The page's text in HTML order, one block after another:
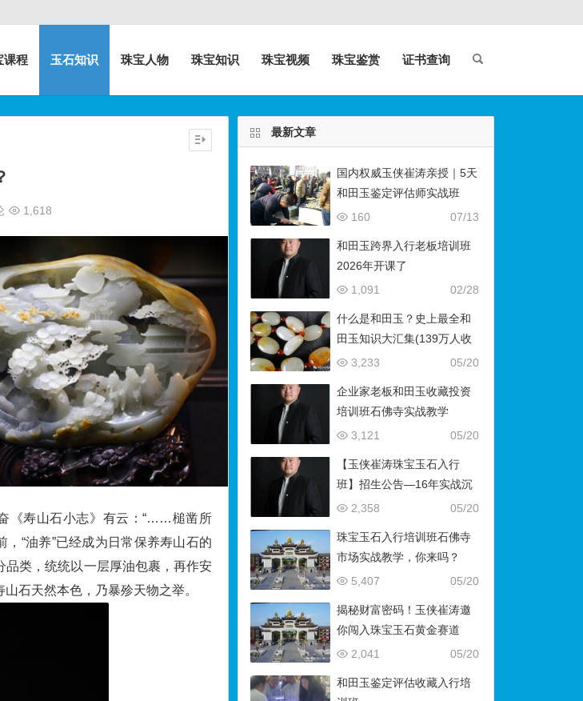
课程 玉石知识 珠宝人物 珠宝知识 珠宝视频 珠宝鉴赏 证书查询
1,618
《寿山石小志》有云：“……槌凿所
“油养”已经成为日常保养寿山石的
品类，统统以一层厚油包裹，再作安
石天然本色，乃暴殄天物之举。
最新文章
国内权威玉侠崔涛亲授｜5天
和田玉鉴定评估师实战班
（石佛寺9月开班）
07/13
160
和田玉跨界入行老板培训班
2026年开课了
02/28
1,091
什么是和田玉？史上最全和
田玉知识大汇集(139万人收
藏）
05/20
3,233
企业家老板和田玉收藏投资
培训班石佛寺实战教学
05/20
3,121
【玉侠崔涛珠宝玉石入行
班】招生公告—16年实战沉
淀，助你叩开财富与传承之
05/20
2,358
珠宝玉石入行培训班石佛寺
市场实战教学，你来吗？
05/20
5,407
揭秘财富密码！玉侠崔涛邀
你闯入珠宝玉石黄金赛道
05/20
2,041
和田玉鉴定评估收藏入行培